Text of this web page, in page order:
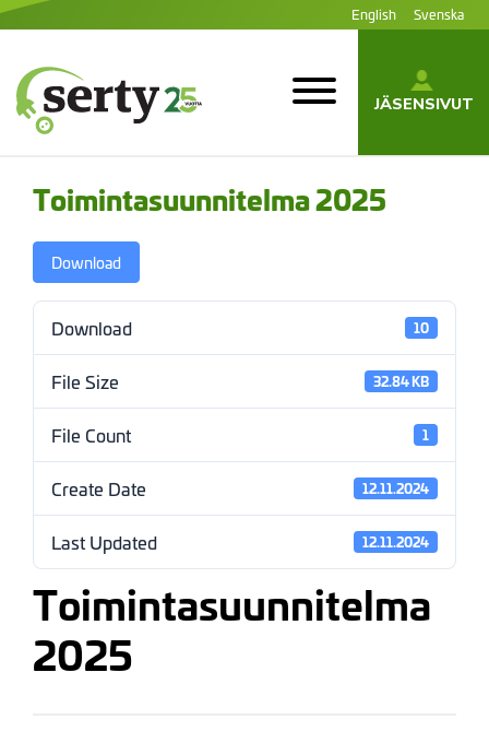
Siirry
sisältöön
English Svenska
JÄSENSIVUT
Toimintasuunnitelma 2025
Download
Download 10
File Size 32.84 KB
File Count 1
Create Date 12.11.2024
Last Updated 12.11.2024
Toimintasuunnitelma
2025